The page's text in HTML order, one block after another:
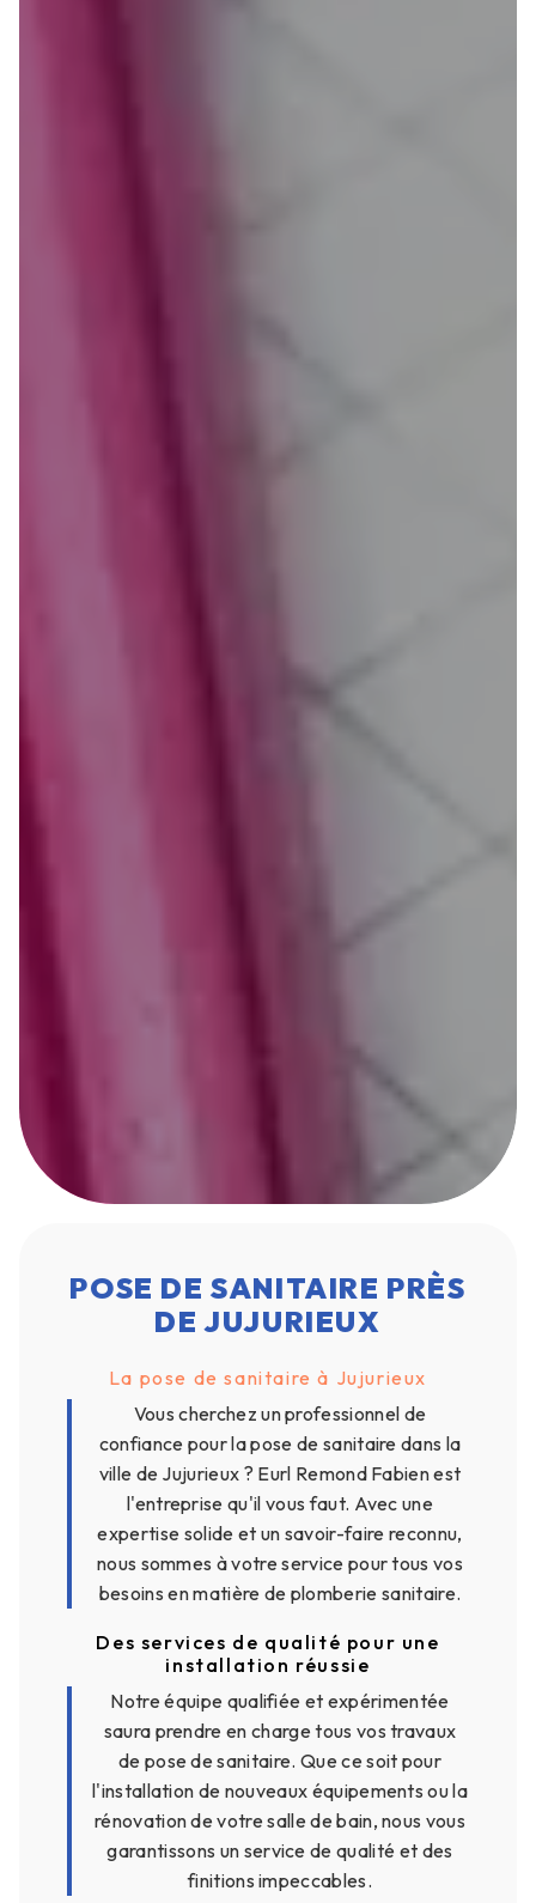
POSE DE SANITAIRE PRÈS
DE JUJURIEUX
La pose de sanitaire à Jujurieux
Vous cherchez un professionnel de
confiance pour la pose de sanitaire dans la
ville de Jujurieux ? Eurl Remond Fabien est
l'entreprise qu'il vous faut. Avec une
expertise solide et un savoir-faire reconnu,
nous sommes à votre service pour tous vos
besoins en matière de plomberie sanitaire.
Des services de qualité pour une
installation réussie
Notre équipe qualifiée et expérimentée
saura prendre en charge tous vos travaux
de pose de sanitaire. Que ce soit pour
l'installation de nouveaux équipements ou la
rénovation de votre salle de bain, nous vous
garantissons un service de qualité et des
finitions impeccables.